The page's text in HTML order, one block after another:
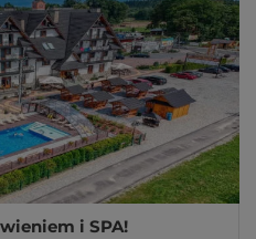
i SPA!